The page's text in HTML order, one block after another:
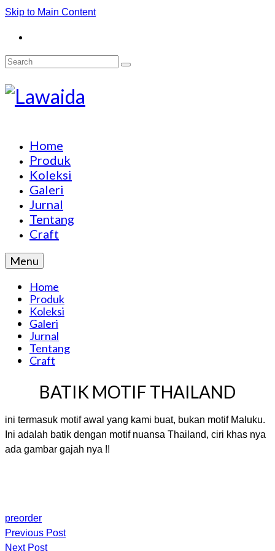
Skip to Main Content
Search
Home
Produk
Koleksi
Galeri
Jurnal
Tentang
Craft
Menu
Home
Produk
Koleksi
Galeri
Jurnal
Tentang
Craft
BATIK MOTIF THAILAND
ini termasuk motif awal yang kami buat, bukan motif Maluku.
Ini adalah batik dengan motif nuansa Thailand, ciri khas nya
ada gambar gajah nya !!
preorder
Previous Post
Next Post